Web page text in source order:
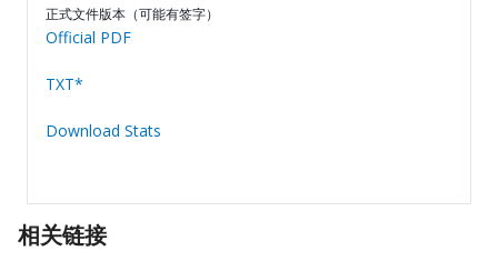
正式文件版本（可能有签字）
Official PDF
TXT*
Download Stats
相关链接